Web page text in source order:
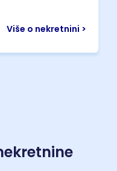
Više o nekretnini >